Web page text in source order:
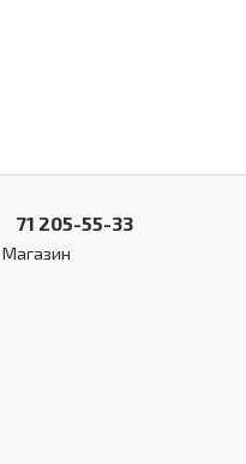
71 205-55-33
Магазин